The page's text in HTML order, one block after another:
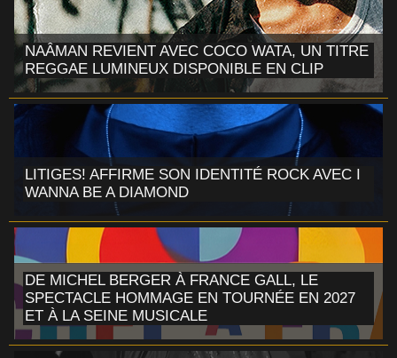
NAÂMAN REVIENT AVEC COCO WATA, UN TITRE
REGGAE LUMINEUX DISPONIBLE EN CLIP
LITIGES! AFFIRME SON IDENTITÉ ROCK AVEC I
WANNA BE A DIAMOND
DE MICHEL BERGER À FRANCE GALL, LE
SPECTACLE HOMMAGE EN TOURNÉE EN 2027
ET À LA SEINE MUSICALE